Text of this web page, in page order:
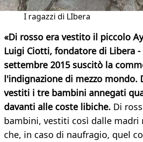
I ragazzi di LIbera
«Di rosso era vestito il piccolo
Luigi Ciotti, fondatore di Libera
settembre 2015 suscitò la
l'indignazione di mezzo mondo.
vestiti i tre bambini annegati
davanti alle coste libiche. Di
bambini, vestiti così dalle madri
che, in caso di naufragio, quel